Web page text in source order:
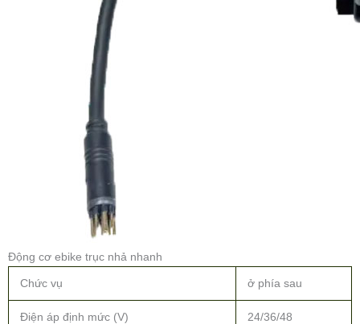
Động cơ ebike trục nhả nhanh
Chức vụ ở phía sau
Điện áp định mức (V) 24/36/48